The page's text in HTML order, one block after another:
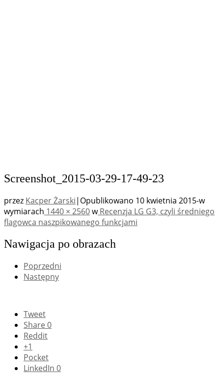
Screenshot_2015-03-29-17-49-23
przez Kacper Żarski| Opublikowano 10 kwietnia 2015-w
wymiarach 1440 × 2560wRecenzja LG G3, czyli średniego
flagowca naszpikowanego funkcjami
Nawigacja po obrazach
Poprzedni
Następny
Tweet
Share 0
Reddit
+1
Pocket
LinkedIn 0